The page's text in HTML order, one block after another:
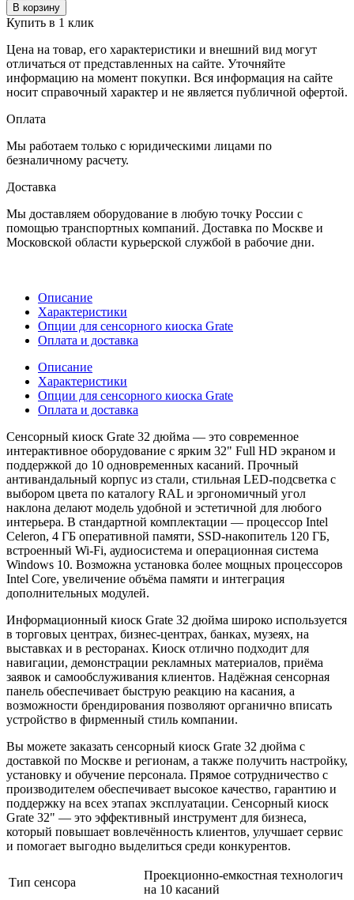
В корзину
Купить в 1 клик
Цена на товар, его характеристики и внешний вид могут
отличаться от представленных на сайте. Уточняйте
информацию на момент покупки. Вся информация на сайте
носит справочный характер и не является публичной офертой.
Оплата
Мы работаем только с юридическими лицами по
безналичному расчету.
Доставка
Мы доставляем оборудование в любую точку России с
помощью транспортных компаний. Доставка по Москве и
Московской области курьерской службой в рабочие дни.
Описание
Характеристики
Опции для сенсорного киоска Grate
Оплата и доставка
Описание
Характеристики
Опции для сенсорного киоска Grate
Оплата и доставка
Сенсорный киоск Grate 32 дюйма — это современное
интерактивное оборудование с ярким 32" Full HD экраном и
поддержкой до 10 одновременных касаний. Прочный
антивандальный корпус из стали, стильная LED-подсветка с
выбором цвета по каталогу RAL и эргономичный угол
наклона делают модель удобной и эстетичной для любого
интерьера. В стандартной комплектации — процессор Intel
Celeron, 4 ГБ оперативной памяти, SSD-накопитель 120 ГБ,
встроенный Wi-Fi, аудиосистема и операционная система
Windows 10. Возможна установка более мощных процессоров
Intel Core, увеличение объёма памяти и интеграция
дополнительных модулей.
Информационный киоск Grate 32 дюйма широко используется
в торговых центрах, бизнес-центрах, банках, музеях, на
выставках и в ресторанах. Киоск отлично подходит для
навигации, демонстрации рекламных материалов, приёма
заявок и самообслуживания клиентов. Надёжная сенсорная
панель обеспечивает быструю реакцию на касания, а
возможности брендирования позволяют органично вписать
устройство в фирменный стиль компании.
Вы можете заказать сенсорный киоск Grate 32 дюйма с
доставкой по Москве и регионам, а также получить настройку,
установку и обучение персонала. Прямое сотрудничество с
производителем обеспечивает высокое качество, гарантию и
поддержку на всех этапах эксплуатации. Сенсорный киоск
Grate 32" — это эффективный инструмент для бизнеса,
который повышает вовлечённость клиентов, улучшает сервис
и помогает выгодно выделиться среди конкурентов.
Тип сенсора
Проекционно-емкостная технологич
на 10 касаний